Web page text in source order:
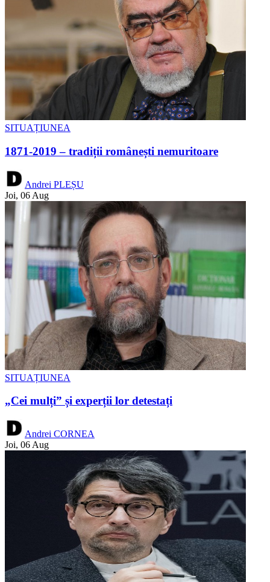
SITUAȚIUNEA
1871-2019 – tradiții românești nemuritoare
Andrei PLEȘU
Joi, 06 Aug
SITUAȚIUNEA
„Cei mulți” și experții lor detestați
Andrei CORNEA
Joi, 06 Aug